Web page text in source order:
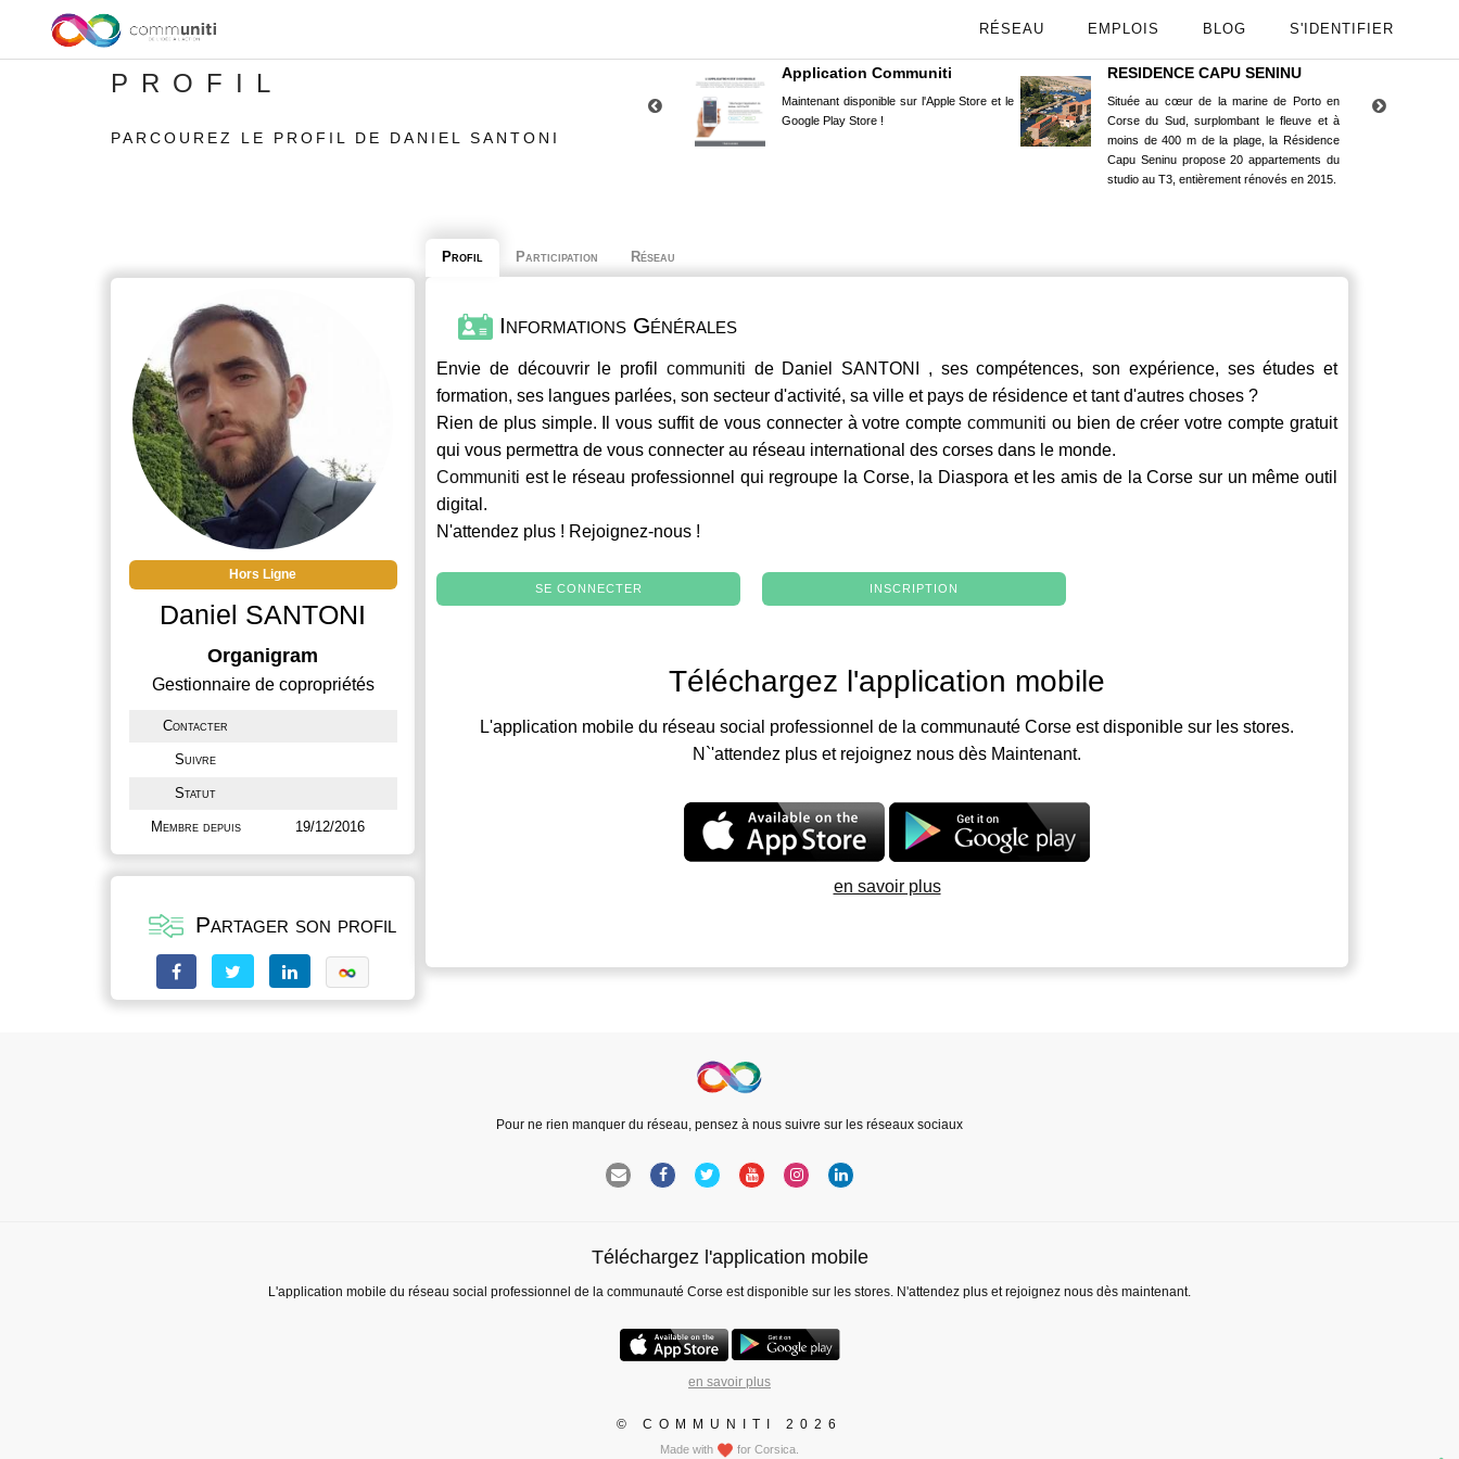
RÉSEAU EMPLOIS BLOG S'IDENTIFIER
PROFIL
PARCOUREZ LE PROFIL DE DANIEL SANTONI
Application Communiti
Maintenant disponible sur l'Apple Store et le
Google Play Store !
RESIDENCE CAPU SENINU
Située au cœur de la marine de Porto en
Corse du Sud, surplombant le fleuve et à
moins de 400 m de la plage, la Résidence
Capu Seninu propose 20 appartements du
studio au T3, entièrement rénovés en 2015.
Hors Ligne
Daniel SANTONI
Organigram
Gestionnaire de copropriétés
Contacter
Suivre
Statut
Membre depuis 19/12/2016
Partager son profil
Profil Participation Réseau
Informations Générales
Envie de découvrir le profil communiti de Daniel SANTONI , ses compétences, son expérience, ses études et
formation, ses langues parlées, son secteur d'activité, sa ville et pays de résidence et tant d'autres choses ?
Rien de plus simple. Il vous suffit de vous connecter à votre comptecommuniti ou bien de créer votre compte gratuit
qui vous permettra de vous connecter au réseau international des corses dans le monde.
Communiti est le réseau professionnel qui regroupe la Corse, la Diaspora et les amis de la Corse sur un même outil
digital.
N'attendez plus ! Rejoignez-nous !
SE CONNECTER INSCRIPTION
Téléchargez l'application mobile
L'application mobile du réseau social professionnel de la communauté Corse est disponible sur les stores.
N`'attendez plus et rejoignez nous dès Maintenant.
en savoir plus
Pour ne rien manquer du réseau, pensez à nous suivre sur les réseaux sociaux
Téléchargez l'application mobile
L'application mobile du réseau social professionnel de la communauté Corse est disponible sur les stores. N'attendez plus et rejoignez nous dès maintenant.
en savoir plus
© COMMUNITI 2026
Made with for Corsica.